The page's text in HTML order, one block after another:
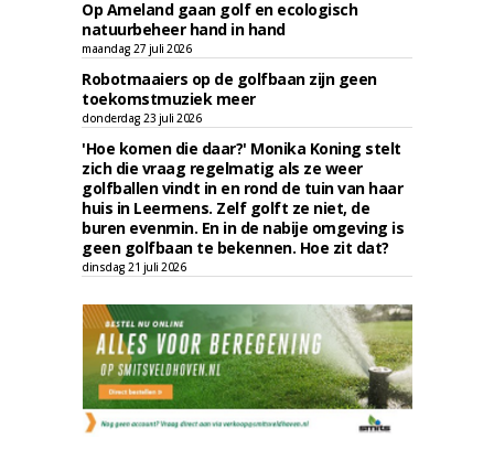
Op Ameland gaan golf en ecologisch
natuurbeheer hand in hand
maandag 27 juli 2026
Robotmaaiers op de golfbaan zijn geen
toekomstmuziek meer
donderdag 23 juli 2026
'Hoe komen die daar?' Monika Koning stelt
zich die vraag regelmatig als ze weer
golfballen vindt in en rond de tuin van haar
huis in Leermens. Zelf golft ze niet, de
buren evenmin. En in de nabije omgeving is
geen golfbaan te bekennen. Hoe zit dat?
dinsdag 21 juli 2026